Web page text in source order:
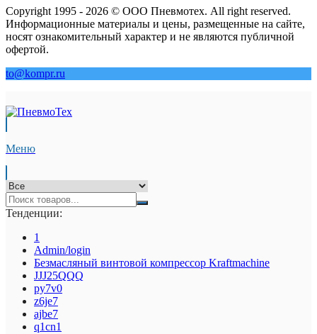
Copyright 1995 - 2026 © ООО Пневмотех. All right reserved.
Информационные материалы и цены, размещенные на сайте,
носят ознакомительный характер и не являются публичной
офертой.
to@kompr.ru
Меню
Тенденции:
1
Admin/login
Безмасляный винтовой компрессор Kraftmaсhine
JJJ25QQQ
py7v0
z6je7
ajbe7
q1cn1